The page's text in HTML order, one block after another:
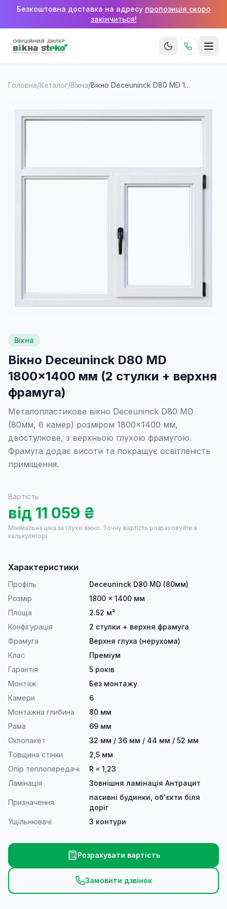
Безкоштовна доставка на адресу пропозиція скоро
закінчиться!
Головна/Каталог/Вікна/ Вікно Deceuninck D80 MD 1800×1400 мм (2 стулки + верхня фрамуга)
Вікна
Вікно Deceuninck D80 MD
1800×1400 мм (2 стулки + верхня
фрамуга)
Металопластикове вікно Deceuninck D80 MD
(80мм, 6 камер) розміром 1800×1400 мм,
двостулкове, з верхньою глухою фрамугою.
Фрамуга додає висоти та покращує освітленість
приміщення.
Вартість
від 11 059 ₴
Мінімальна ціна за глухе вікно. Точну вартість розраховуйте в
калькуляторі
Характеристики
Профіль
Deceuninck D80 MD (80мм)
Розмір
1800 × 1400 мм
Площа
2.52 м²
Конфігурація
2 стулки + верхня фрамуга
Фрамуга
Верхня глуха (нерухома)
Клас
Преміум
Гарантія
5 років
Монтаж
Без монтажу
Камери
6
Монтажна глибина
80 мм
Рама
69 мм
Склопакет
32 мм / 36 мм / 44 мм / 52 мм
Товщина стінки
2,5 мм
Опір теплопередачі
R = 1,23
Ламінація
Зовнішня ламінація Антрацит
Призначення
пасивні будинки, об'єкти біля
доріг
Ущільнювачі
3 контури
Розрахувати вартість
Замовити дзвінок